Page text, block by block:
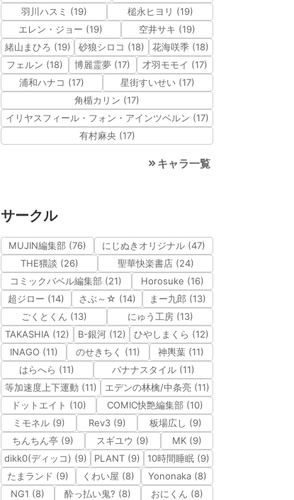
羽川ハスミ (19)
槌永ヒヨリ (19)
エレン・ジョー (19)
空井サキ (19)
緒山まひろ (19)
砂狼シロコ (18)
花海咲季 (18)
フェルン (18)
博麗霊夢 (17)
才羽モモイ (17)
浦和ハナコ (17)
星街すいせい (17)
角楯カリン (17)
イリヤスフィール・フォン・アインツベルン (17)
有村麻央 (17)
キャラ一覧
サークル
MUJIN編集部 (76)
にじぬきオリジナル (47)
THE猥談 (26)
聖華快楽書店 (24)
コミックバベル編集部 (21)
Horosuke (16)
超ジロー (14)
さぶ～☆ (14)
まー九郎 (13)
ごくとくん (13)
にゅう工房 (13)
TAKASHIA (12)
B-銀河 (12)
ひやしまくら (12)
INAGO (11)
のせきちく (11)
神輿葉 (11)
はらへら (11)
バナナスタイル (11)
等加速度上下運動 (11)
エデンの林檎/中条亮 (11)
ドットエイト (10)
COMIC快艶編集部 (10)
ミモネル (9)
Rev3 (9)
板場広し (9)
ちんちん亭 (9)
スギユウ (9)
MK (9)
dikk0(ディッコ) (9)
PLANT (9)
10時間睡眠 (9)
たまランド (9)
くわい屋 (8)
Yononaka (8)
NG1 (8)
酔っ払い鬼? (8)
おにくん (8)